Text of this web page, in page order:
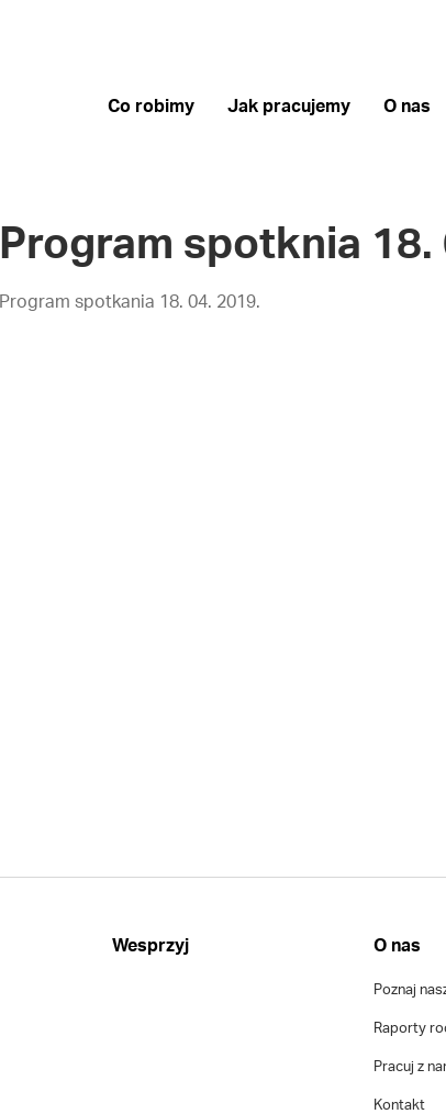
Co robimy Jak pracujemy O nas
Program spotknia 18.
Program spotkania 18. 04. 2019.
Wesprzyj O nas
Poznaj
Raporty
Pracuj z
Kontakt